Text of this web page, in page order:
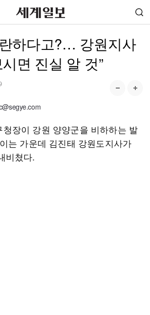
하다고?… 강원지사
면 진실 알 것”
장이 강원 양양군을 비하하는 발
는 가운데 김진태 강원도지사가
비쳤다.